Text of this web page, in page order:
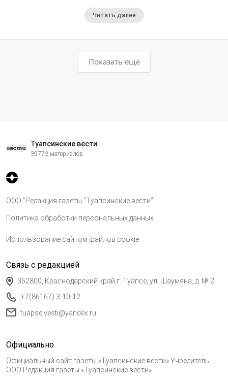
Читать далее
Показать ещё
Туапсинские вести
39773 материалов
ООО "Редакция газеты "Туапсинские вести"
Политика обработки персональных данных
Использование сайтом файлов cookie
Связь с редакцией
352800, Краснодарский край,г. Туапсе, ул. Шаумяна, д. № 2
+7(86167) 3-10-12
tuapse.vesti@yandex.ru
Официально
Официальный сайт газеты «Туапсинские вести» Учредитель:
ООО Редакция газеты «Туапсинские вести»